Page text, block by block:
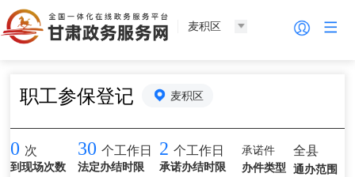
麦积区
职工参保登记 麦积区
0 次
到现场次数
30 个工作日
法定办结时限
2 个工作日
承诺办结时限
承诺件
办件类型
全县
通办范围